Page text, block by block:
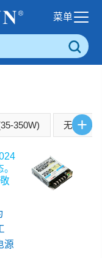
350W) 无风扇
+
源